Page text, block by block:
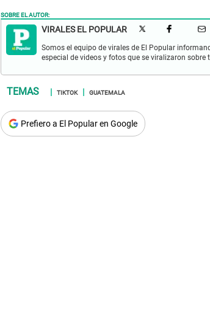
SOBRE EL AUTOR:
VIRALES EL POPULAR
Somos el equipo de virales de El Popular
especial de videos y fotos que se viralizaron sobre
TIKTOK GUATEMALA
Prefiero a El Popular en Google